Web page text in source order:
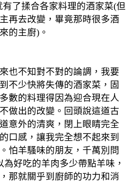
了揉合各家料理的酒家菜(但
再去改變，畢竟那時很多酒
的主廚)。
也不知對不對的論調，我要
不少快將失傳的酒家菜，固
數的料理得因為迎合現在人
做出的改變。回頭說這道古
意外的清爽，閉上眼睛完全
的口感，讓我完全想不起來到
怕羊騷味的朋友，千萬別問
好吃的羊肉多少帶點羊味，
那就關乎到廚師的功力和消